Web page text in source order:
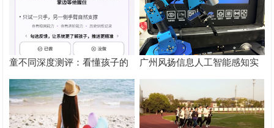
童不同深度测评：看懂孩子的
个性化育儿系统
广州风扬信息人工智能感知实
验箱测评解析